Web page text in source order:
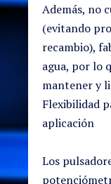
Además, no
(evitando
recambio),
agua, por lo
mantener y
Flexibilidad
aplicación
Los